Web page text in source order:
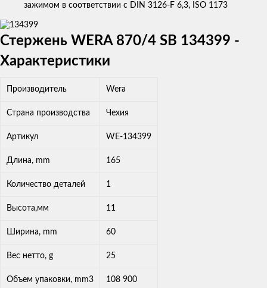
зажимом в соответствии с DIN 3126-F 6,3, ISO 1173
Стержень WERA 870/4 SB 134399 -
Характеристики
Производитель Wera
Страна производства Чехия
Артикул WE-134399
Длина, mm 165
Количество деталей 1
Высота,мм 11
Ширина, mm 60
Вес нетто, g 25
Объем упаковки, mm3 108 900